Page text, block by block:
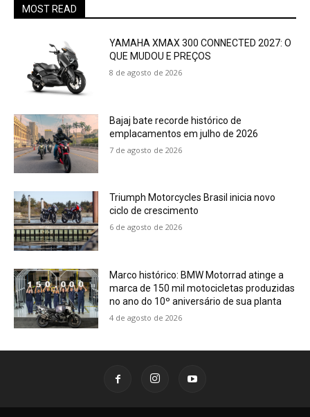
MOST READ
YAMAHA XMAX 300 CONNECTED 2027: O
QUE MUDOU E PREÇOS
8 de agosto de 2026
Bajaj bate recorde histórico de
emplacamentos em julho de 2026
7 de agosto de 2026
Triumph Motorcycles Brasil inicia novo
ciclo de crescimento
6 de agosto de 2026
Marco histórico: BMW Motorrad atinge a
marca de 150 mil motocicletas produzidas
no ano do 10º aniversário de sua planta
4 de agosto de 2026